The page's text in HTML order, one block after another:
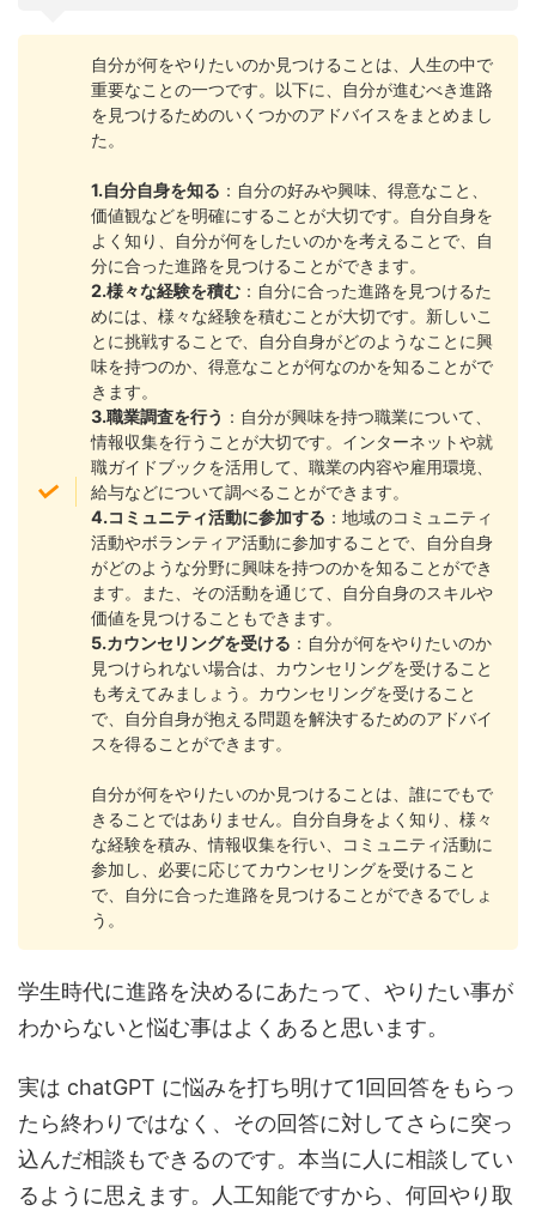
自分が何をやりたいのか見つけることは、人生の中で
重要なことの一つです。以下に、自分が進むべき進路
を見つけるためのいくつかのアドバイスをまとめまし
た。
1.自分自身を知る ：自分の好みや興味、得意なこと、
価値観などを明確にすることが大切です。自分自身を
よく知り、自分が何をしたいのかを考えることで、自
分に合った進路を見つけることができます。
2.様々な経験を積む ：自分に合った進路を見つけるた
めには、様々な経験を積むことが大切です。新しいこ
とに挑戦することで、自分自身がどのようなことに興
味を持つのか、得意なことが何なのかを知ることがで
きます。
3.職業調査を行う ：自分が興味を持つ職業について、
情報収集を行うことが大切です。インターネットや就
職ガイドブックを活用して、職業の内容や雇用環境、
給与などについて調べることができます。
4.コミュニティ活動に参加する ：地域のコミュニティ
活動やボランティア活動に参加することで、自分自身
がどのような分野に興味を持つのかを知ることができ
ます。また、その活動を通じて、自分自身のスキルや
価値を見つけることもできます。
5.カウンセリングを受ける ：自分が何をやりたいのか
見つけられない場合は、カウンセリングを受けること
も考えてみましょう。カウンセリングを受けること
で、自分自身が抱える問題を解決するためのアドバイ
スを得ることができます。
自分が何をやりたいのか見つけることは、誰にでもで
きることではありません。自分自身をよく知り、様々
な経験を積み、情報収集を行い、コミュニティ活動に
参加し、必要に応じてカウンセリングを受けること
で、自分に合った進路を見つけることができるでしょ
う。
学生時代に進路を決めるにあたって、やりたい事が
わからないと悩む事はよくあると思います。
実は chatGPT に悩みを打ち明けて1回回答をもらっ
たら終わりではなく、その回答に対してさらに突っ
込んだ相談もできるのです。本当に人に相談してい
るように思えます。人工知能ですから、何回やり取